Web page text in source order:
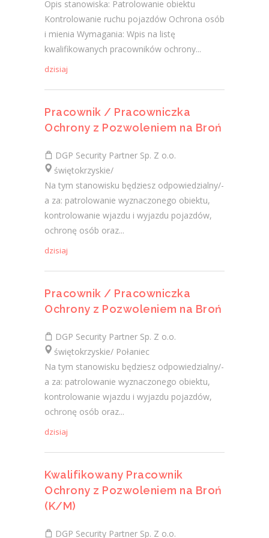
Opis stanowiska: Patrolowanie obiektu
Kontrolowanie ruchu pojazdów Ochrona osób
i mienia Wymagania: Wpis na listę
kwalifikowanych pracowników ochrony...
dzisiaj
Pracownik / Pracowniczka
Ochrony z Pozwoleniem na Broń
DGP Security Partner Sp. Z o.o.
świętokrzyskie/
Na tym stanowisku będziesz odpowiedzialny/-
a za: patrolowanie wyznaczonego obiektu,
kontrolowanie wjazdu i wyjazdu pojazdów,
ochronę osób oraz...
dzisiaj
Pracownik / Pracowniczka
Ochrony z Pozwoleniem na Broń
DGP Security Partner Sp. Z o.o.
świętokrzyskie/ Połaniec
Na tym stanowisku będziesz odpowiedzialny/-
a za: patrolowanie wyznaczonego obiektu,
kontrolowanie wjazdu i wyjazdu pojazdów,
ochronę osób oraz...
dzisiaj
Kwalifikowany Pracownik
Ochrony z Pozwoleniem na Broń
(K/M)
DGP Security Partner Sp. Z o.o.